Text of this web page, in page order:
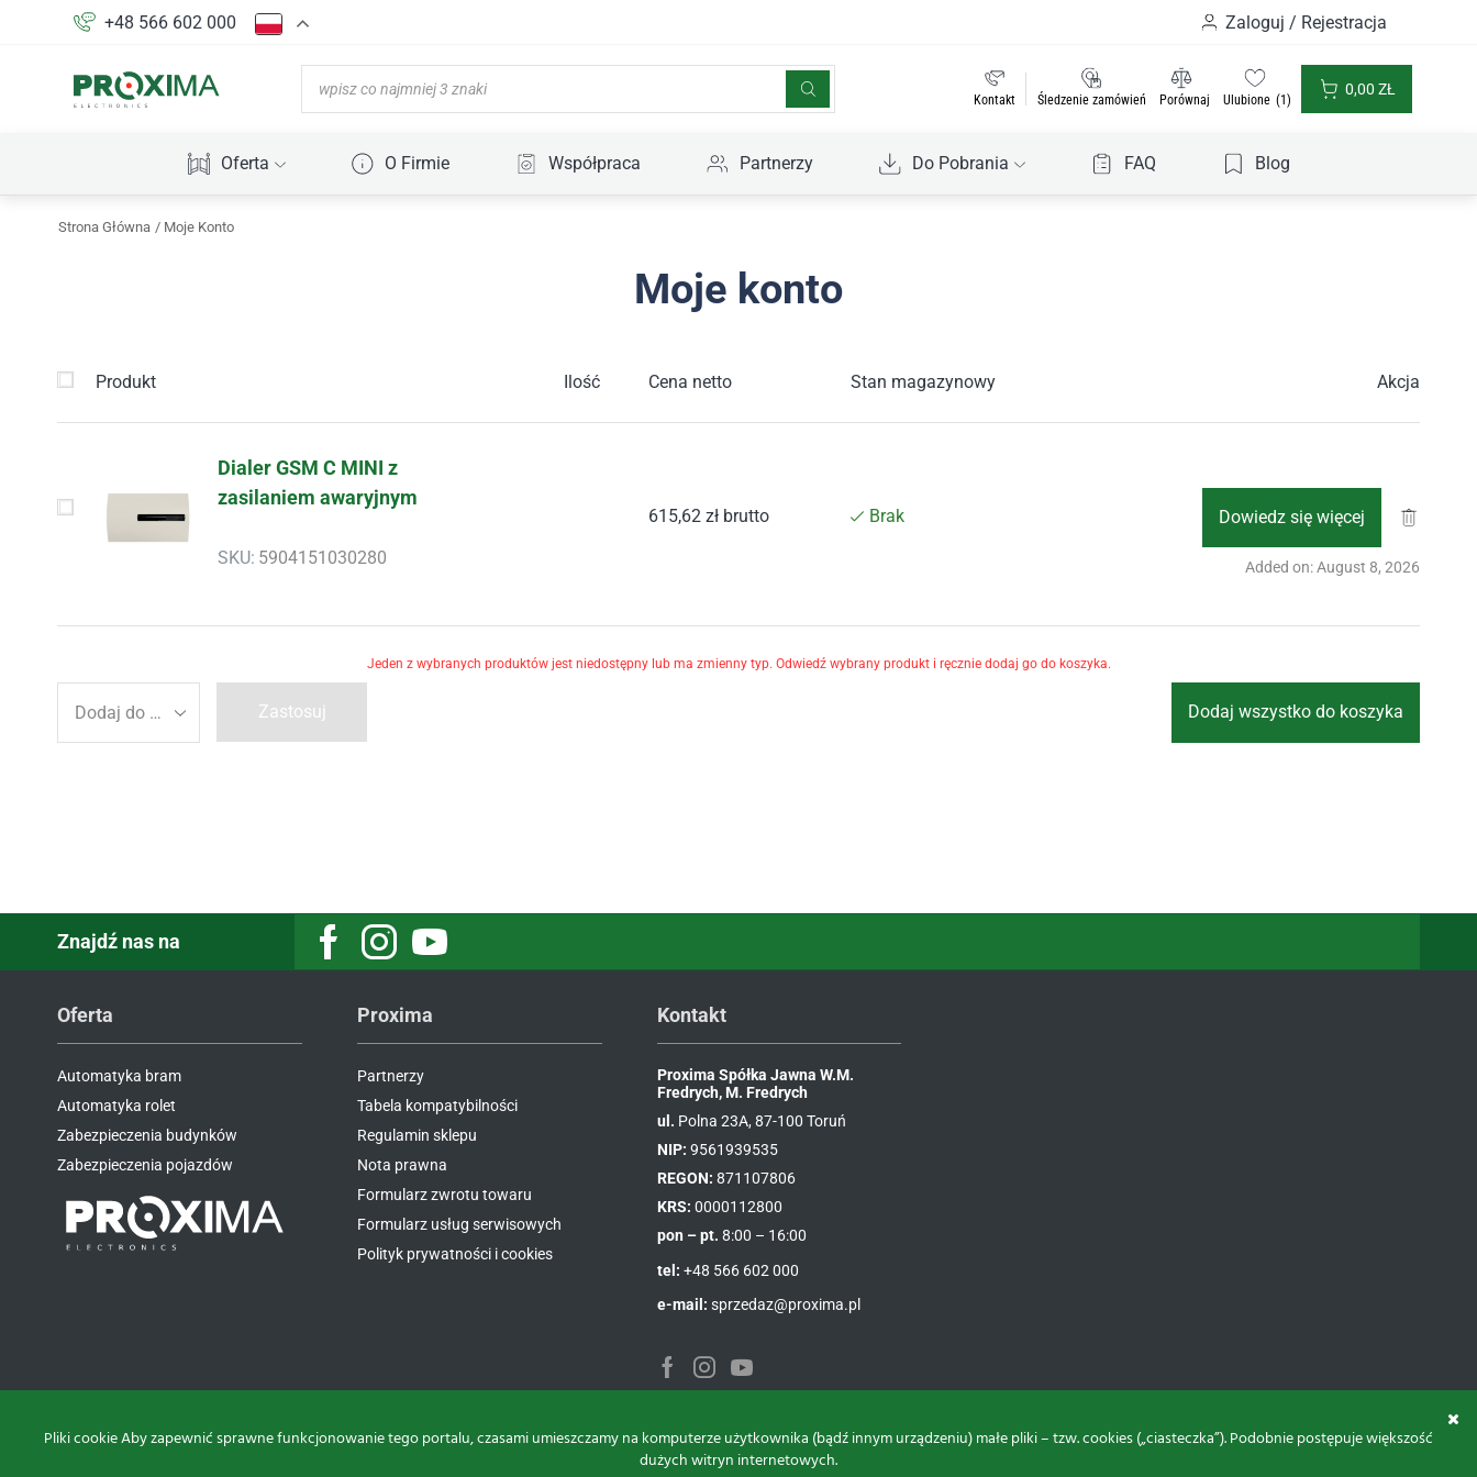
+48 566 602 000 Zaloguj / Rejestracja
Kontakt Śledzenie zamówień Porównaj Ulubione 1
0,00 ZŁ
Oferta O Firmie Współpraca Partnerzy Do Pobrania FAQ Blog
Strona Główna Moje Konto
Moje konto
Produkt Ilość Cena netto Stan magazynowy Akcja
Dialer GSM C MINI z
zasilaniem awaryjnym
SKU: 5904151030280
615,62zł brutto Brak Dowiedz się więcej
Added on: August 8, 2026
Jeden z wybranych produktów jest niedostępny lub ma zmienny typ. Odwiedź wybrany produkt i ręcznie dodaj go do koszyka.
Zastosuj Dodaj wszystko do koszyka
Znajdź nas na
Oferta
Automatyka bram
Automatyka rolet
Zabezpieczenia budynków
Zabezpieczenia pojazdów
Proxima
Partnerzy
Tabela kompatybilności
Regulamin sklepu
Nota prawna
Formularz zwrotu towaru
Formularz usług serwisowych
Polityk prywatności i cookies
Kontakt
Proxima Spółka Jawna W.M.
Fredrych, M. Fredrych
ul. Polna 23A, 87-100 Toruń
NIP: 9561939535
REGON: 871107806
KRS: 0000112800
pon – pt. 8:00 – 16:00
tel: +48 566 602 000
e-mail: sprzedaz@proxima.pl
Pliki cookie Aby zapewnić sprawne funkcjonowanie tego portalu, czasami umieszczamy na komputerze użytkownika (bądź innym urządzeniu) małe pliki – tzw. cookies („ciasteczka”). Podobnie postępuje większość
dużych witryn internetowych.